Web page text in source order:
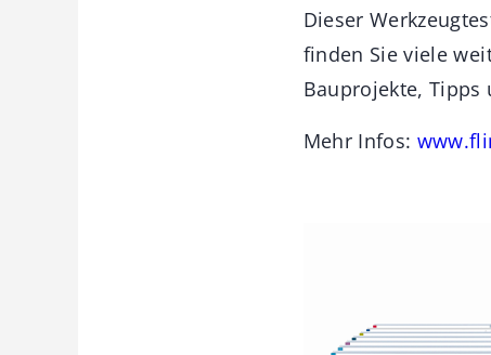
Dieser
finden Sie viele
Bauprojekte, Tipps
Mehr Infos: